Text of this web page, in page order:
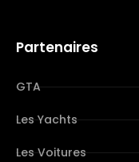
Partenaires
GTA
Les Yachts
Les Voitures